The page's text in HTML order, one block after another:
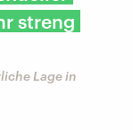
streng
Lage in